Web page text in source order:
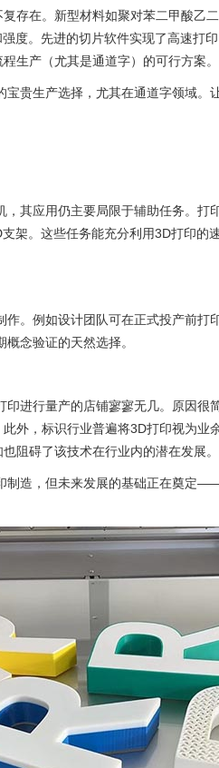
存在。新型材料如聚对苯二甲酸乙
度。先进的切片软件实现了高速打
生产（尤其是通道字）的可行方案。
宝贵生产选择，尤其在通道字领域。
，其应用仍主要局限于辅助任务。打
架。这些任务能充分利用3D打印的
作。例如设计团队可在正式投产前打
念验证的天然选择。
印进行量产的店铺寥寥无几。原因很
外，标识行业普遍将3D打印视为业
阻碍了该技术在行业内的潜在发展。
制造，但未来发展的基础正在奠定